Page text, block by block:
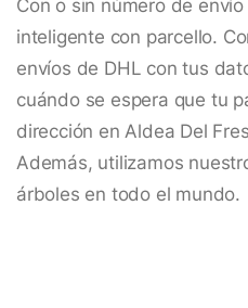
Con o sin número de
inteligente con parcello.
envíos de DHL con tus
cuándo se espera que tu
dirección en Aldea Del
Además, utilizamos
árboles en todo el mundo.